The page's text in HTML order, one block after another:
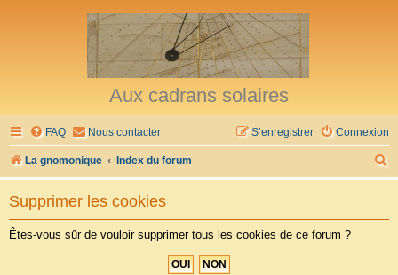
Aux cadrans solaires
FAQ Nous contacter Connexion
S’enregistrer
La gnomonique Index du forum
e
Supprimer les cookies
Êtes-vous sûr de vouloir supprimer tous les cookies de ce forum ?